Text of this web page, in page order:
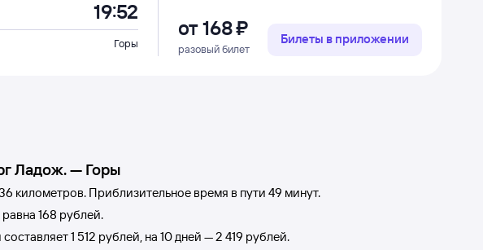
19:52
Горы
от168 ⁠₽
разовый билет
Билеты в приложении
Ладож.— Горы
километров. Приблизительное время в пути 49 минут.
равна 168 рублей.
1 512 рублей, на 10 дней —2 419 рублей.